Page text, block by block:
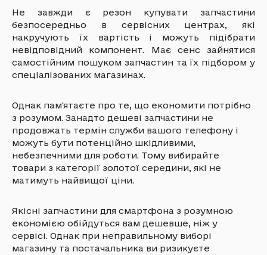
Не завжди є резон купувати запчастини
безпосередньо в сервісних центрах, які
накручують їх вартість і можуть підібрати
невідповідний компонент. Має сенс зайнятися
самостійним пошуком запчастин та їх підбором у
спеціалізованих магазинах.
Однак пам'ятаєте про те, що економити потрібно
з розумом. Занадто дешеві запчастини не
продовжать термін служби вашого телефону і
можуть бути потенційно шкідливими,
небезпечними для роботи. Тому вибирайте
товари з категорії золотої середини, які не
матимуть найвищої ціни.
Якісні запчастини для смартфона з розумною
економією обійдуться вам дешевше, ніж у
сервісі. Однак при неправильному виборі
магазину та постачальника ви ризикуєте